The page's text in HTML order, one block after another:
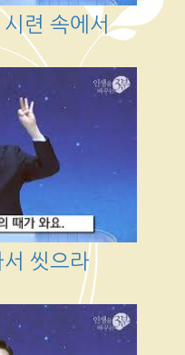
련 속에서
씻으라